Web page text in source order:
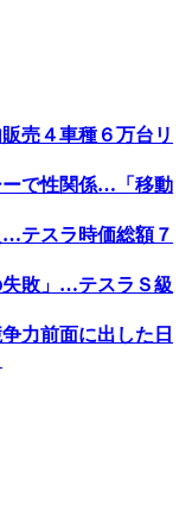
売４車種６万台リ
ーで性関係…「移動
テスラ時価総額７
失敗」…テスラＳ級
力前面に出した日